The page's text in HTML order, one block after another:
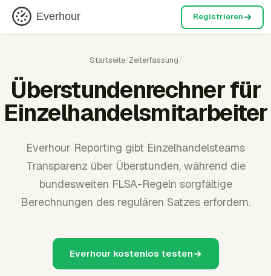
Everhour Registrieren
Startseite/Zeiterfassung/
Überstundenrechner für
Einzelhandelsmitarbeiter
Everhour Reporting gibt Einzelhandelsteams
Transparenz über Überstunden, während die
bundesweiten FLSA-Regeln sorgfältige
Berechnungen des regulären Satzes erfordern.
Everhour kostenlos testen